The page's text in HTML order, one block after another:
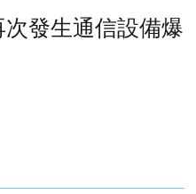
發生通信設備爆